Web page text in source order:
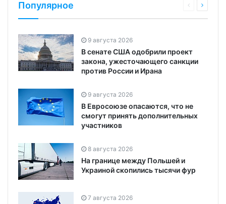
Популярное
9 августа 2026
В сенате США одобрили проект
закона, ужесточающего санкции
против России и Ирана
9 августа 2026
В Евросоюзе опасаются, что не
смогут принять дополнительных
участников
8 августа 2026
На границе между Польшей и
Украиной скопились тысячи фур
7 августа 2026